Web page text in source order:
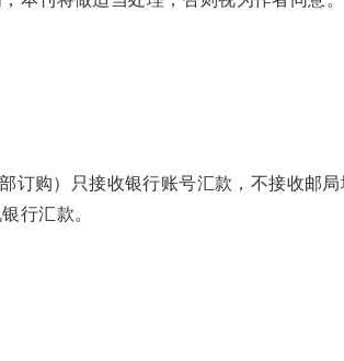
订购）只接收银行账号汇款，不接收邮
行汇款。